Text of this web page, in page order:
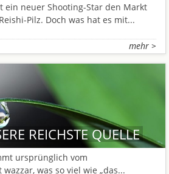
ein neuer Shooting-Star den Markt
Pilz. Doch was hat es mit...
mehr >
REICHSTE QUELLE
ursprünglich vom
was so viel wie „das...